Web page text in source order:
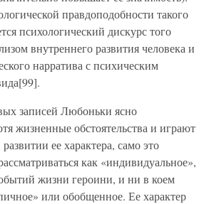
правдоподобности такого
психологический дискурс того
внутреннего развития человека и
нарратива с психическим
записей Любоньки ясно
жизненные обстоятельства и играют
ее характера, само это
как «индивидуальное»,
жизни героини, и ни в коем
или обобщенное. Ее характер